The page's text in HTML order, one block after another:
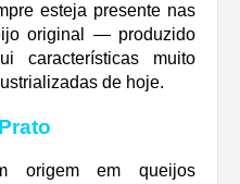
esteja presente nas
original — produzido
características muito
de hoje.
origem em queijos